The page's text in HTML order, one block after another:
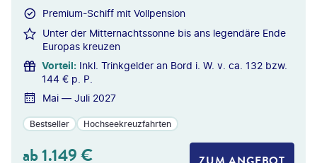
Premium-Schiff mit Vollpension
Unter der Mitternachtssonne bis ans legendäre Ende
Europas kreuzen
Vorteil: Inkl. Trinkgelder an Bord i. W. v. ca. 132 bzw.
144 € p. P.
Mai — Juli 2027
Bestseller Hochseekreuzfahrten
ab1.149€